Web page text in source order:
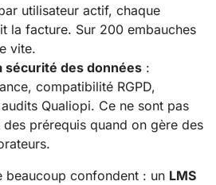
utilisateur actif, chaque
la facture. Sur 200 embauches
vite.
sécurité des données :
compatibilité RGPD,
Qualiopi. Ce ne sont pas
prérequis quand on gère des
beaucoup confondent : un LMS